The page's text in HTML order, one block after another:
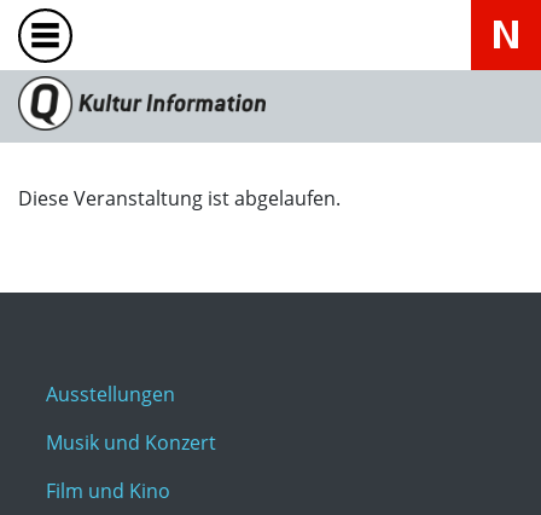
Diese Veranstaltung ist abgelaufen.
Ausstellungen
Musik und Konzert
Film und Kino